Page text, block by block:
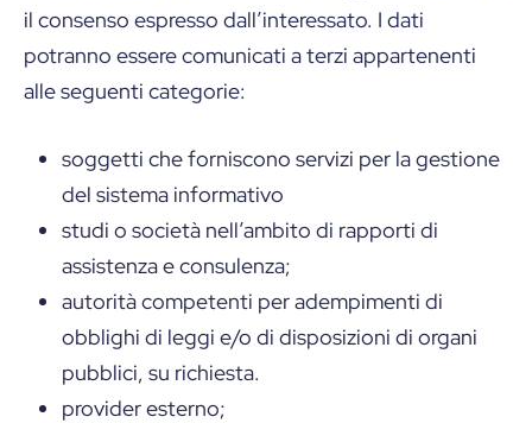
il consenso espresso dall’interessato. I dati
potranno essere comunicati a terzi appartenenti
alle seguenti categorie:
soggetti che forniscono servizi per la gestione
del sistema informativo
studi o società nell’ambito di rapporti di
assistenza e consulenza;
autorità competenti per adempimenti di
obblighi di leggi e/o di disposizioni di organi
pubblici, su richiesta.
provider esterno;